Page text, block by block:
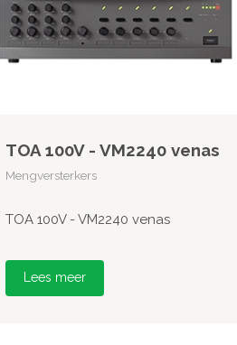
TOA 100V - VM2240 venas
Mengversterkers
TOA 100V - VM2240 venas
Lees meer